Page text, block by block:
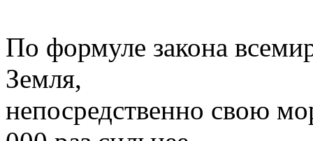
По формуле закона
Земля,
непосредственно свою